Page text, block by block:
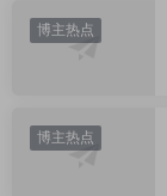
博主热点
博主热点